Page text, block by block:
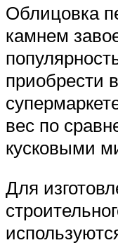
Облицовка
камнем
приобрести
вес по
кусковыми
Для